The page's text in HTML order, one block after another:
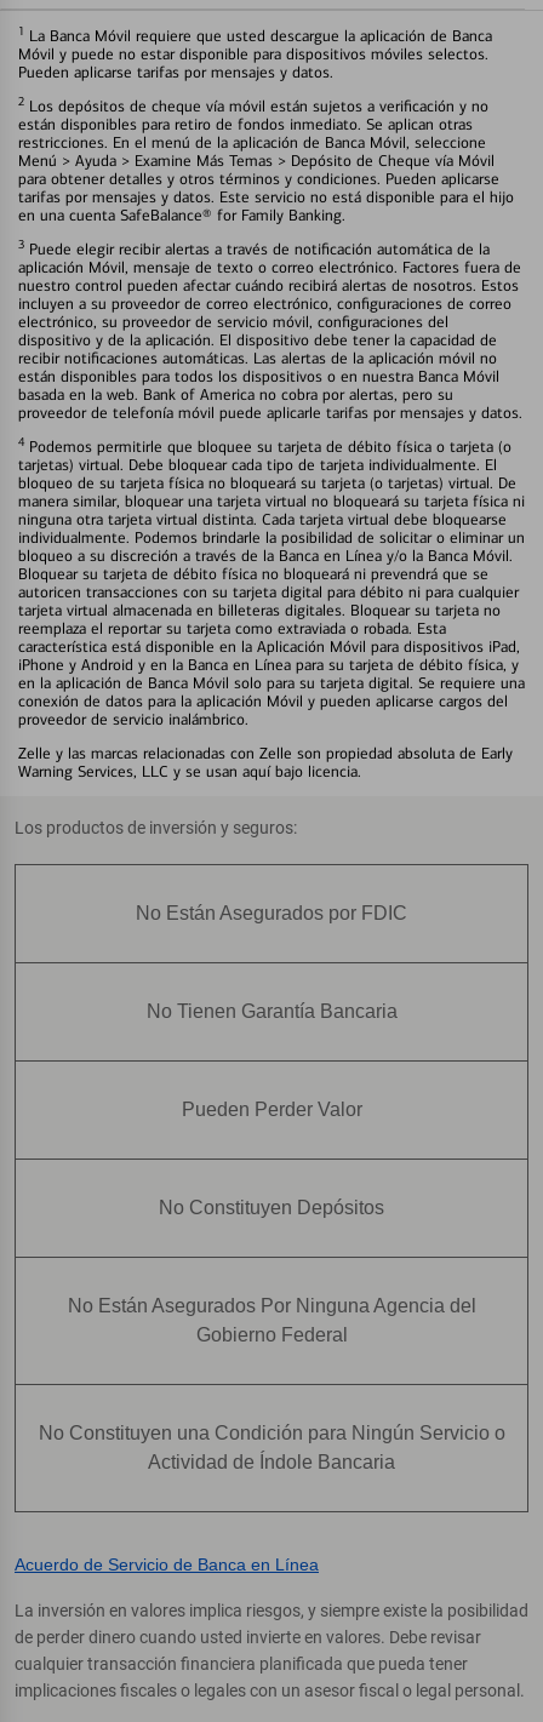
1 La Banca Móvil requiere que usted descargue la aplicación de Banca
Móvil y puede no estar disponible para dispositivos móviles selectos.
Pueden aplicarse tarifas por mensajes y datos.
2 Los depósitos de cheque vía móvil están sujetos a verificación y no
están disponibles para retiro de fondos inmediato. Se aplican otras
restricciones. En el menú de la aplicación de Banca Móvil, seleccione
Menú > Ayuda > Examine Más Temas > Depósito de Cheque vía Móvil
para obtener detalles y otros términos y condiciones. Pueden aplicarse
tarifas por mensajes y datos. Este servicio no está disponible para el hijo
en una cuenta SafeBalance® for Family Banking.
3 Puede elegir recibir alertas a través de notificación automática de la
aplicación Móvil, mensaje de texto o correo electrónico. Factores fuera de
nuestro control pueden afectar cuándo recibirá alertas de nosotros. Estos
incluyen a su proveedor de correo electrónico, configuraciones de correo
electrónico, su proveedor de servicio móvil, configuraciones del
dispositivo y de la aplicación. El dispositivo debe tener la capacidad de
recibir notificaciones automáticas. Las alertas de la aplicación móvil no
están disponibles para todos los dispositivos o en nuestra Banca Móvil
basada en la web. Bank of America no cobra por alertas, pero su
proveedor de telefonía móvil puede aplicarle tarifas por mensajes y datos.
4 Podemos permitirle que bloquee su tarjeta de débito física o tarjeta (o
tarjetas) virtual. Debe bloquear cada tipo de tarjeta individualmente. El
bloqueo de su tarjeta física no bloqueará su tarjeta (o tarjetas) virtual. De
manera similar, bloquear una tarjeta virtual no bloqueará su tarjeta física ni
ninguna otra tarjeta virtual distinta. Cada tarjeta virtual debe bloquearse
individualmente. Podemos brindarle la posibilidad de solicitar o eliminar un
bloqueo a su discreción a través de la Banca en Línea y/o la Banca Móvil.
Bloquear su tarjeta de débito física no bloqueará ni prevendrá que se
autoricen transacciones con su tarjeta digital para débito ni para cualquier
tarjeta virtual almacenada en billeteras digitales. Bloquear su tarjeta no
reemplaza el reportar su tarjeta como extraviada o robada. Esta
característica está disponible en la Aplicación Móvil para dispositivos iPad,
iPhone y Android y en la Banca en Línea para su tarjeta de débito física, y
en la aplicación de Banca Móvil solo para su tarjeta digital. Se requiere una
conexión de datos para la aplicación Móvil y pueden aplicarse cargos del
proveedor de servicio inalámbrico.
Zelle y las marcas relacionadas con Zelle son propiedad absoluta de Early
Warning Services, LLC y se usan aquí bajo licencia.
Los productos de inversión y seguros:
No Están Asegurados por FDIC
No Tienen Garantía Bancaria
Pueden Perder Valor
No Constituyen Depósitos
No Están Asegurados Por Ninguna Agencia del
Gobierno Federal
No Constituyen una Condición para Ningún Servicio o
Actividad de Índole Bancaria
Acuerdo de Servicio de Banca en Línea
La inversión en valores implica riesgos, y siempre existe la posibilidad
de perder dinero cuando usted invierte en valores. Debe revisar
cualquier transacción financiera planificada que pueda tener
implicaciones fiscales o legales con un asesor fiscal o legal personal.